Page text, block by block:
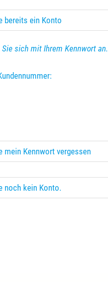
bereits ein Konto
sich mit Ihrem Kennwort an.
mein Kennwort vergessen
noch kein Konto.